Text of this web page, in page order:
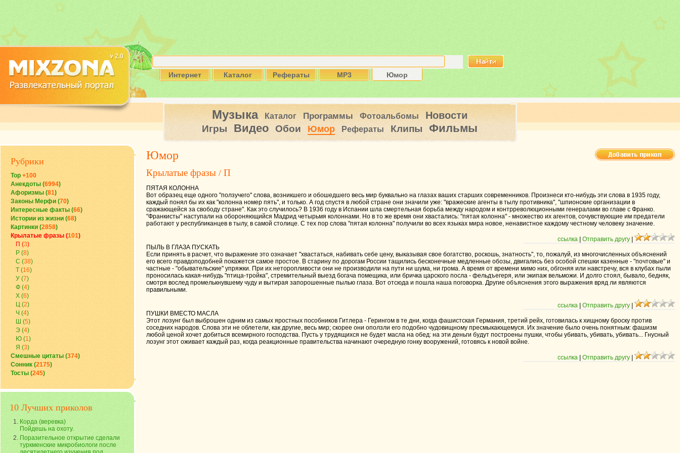
Интернет Каталог Рефераты MP3 Юмор
Музыка Каталог Программы Фотоальбомы Новости
Игры Видео Обои Юмор Рефераты Клипы Фильмы
Рубрики
Top +100
Анекдоты (6994)
Афоризмы (81)
Законы Мерфи (70)
Интересные факты (66)
Истории из жизни (68)
Картинки (2858)
Крылатые фразы (101)
П (3)
Р (8)
С (38)
Т (16)
У (7)
Ф (4)
Х (6)
Ц (2)
Ч (4)
Ш (5)
Э (4)
Ю (1)
Я (3)
Смешные цитаты (374)
Сонник (2175)
Тосты (245)
10 Лучших приколов
Корда (веревка)
Пойдешь на охоту.
Поразительное открытие сделали
туркменские микробиологи после
Юмор
Крылатые фразы / П
ПЯТАЯ КОЛОННА
Вот образец еще одного "ползучего" слова, возникшего и обошедшего весь мир буквально на глазах ваших старших современников. Произнеси кто-нибудь эти слова в 1935 году,
каждый понял бы их как "колонна номер пять", и только. А год спустя в любой стране они значили уже: "вражеские агенты в тылу противника", "шпионские организации в
сражающейся за свободу стране". Как это случилось? В 1936 году в Испании шла смертельная борьба между народом и контрреволюционными генералами во главе с Франко.
"Франкисты" наступали на обороняющийся Мадрид четырьмя колоннами. Но в то же время они хвастались: "пятая колонна" - множество их агентов, сочувствующие им предатели
работают у республиканцев в тылу, в самой столице. С тех пор слова "пятая колонна" получили во всех языках мира новое, ненавистное каждому честному человеку значение.
ссылка Отправить другу
ПЫЛЬ В ГЛАЗА ПУСКАТЬ
Если принять в расчет, что выражение это означает "хвастаться, набивать себе цену, выказывая свое богатство, роскошь, знатность", то, пожалуй, из многочисленных объяснений
его всего правдоподобней покажется самое простое. В старину по дорогам России тащились бесконечные медленные обозы, двигались без особой спешки казенные - "почтовые" и
частные - "обывательские" упряжки. При их неторопливости они не производили на пути ни шума, ни грома. А время от времени мимо них, обгоняя или навстречу, вся в клубах пыли
проносилась какая-нибудь "птица-тройка", стремительный выезд богача помещика, или бричка царского посла - фельдъегеря, или экипаж вельможи. И долго стоял, бывало, бедняк,
смотря вослед промелькнувшему чуду и вытирая запорошенные пылью глаза. Вот отсюда и пошла наша поговорка. Другие объяснения этого выражения вряд ли являются
правильными.
ссылка Отправить другу
ПУШКИ ВМЕСТО МАСЛА
Этот лозунг был выброшен одним из самых яростных пособников Гитлера - Герингом в те дни, когда фашистская Германия, третий рейх, готовилась к хищному броску против
соседних народов. Слова эти не облетели, как другие, весь мир; скорее они оползли его подобно чудовищному пресмыкающемуся. Их значение было очень понятным: фашизм
любой ценой хочет добиться всемирного господства. Пусть у трудящихся не будет масла на обед: на эти деньги будут построены пушки, чтобы убивать, убивать, убивать... Гнусный
лозунг этот оживает каждый раз, когда реакционные правительства начинают очередную гонку вооружений, готовясь к новой войне.
ссылка Отправить другу